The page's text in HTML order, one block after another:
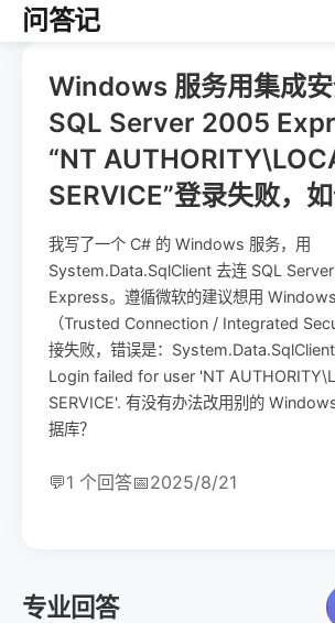
问答记
Windows 服务用集成
SQL Server 2005
“NT
SERVICE”登录失败，如
我写了一个 C# 的 Windows 服务，用
System.Data.SqlClient 去连 SQL
Express。遵循微软的建议想用
（Trusted Connection / Integrated
接失败，错误是：
Login failed for user 'NT
SERVICE'. 有没有办法改用别的
据库？
💬1 个回答📅2025/8/21
专业回答